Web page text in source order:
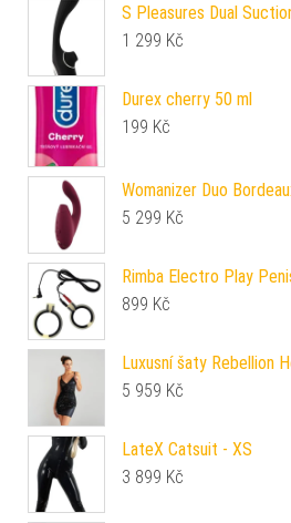
S Pleasures Dual
1 299 Kč
Durex cherry 50 ml
199 Kč
Womanizer Duo
5 299 Kč
Rimba Electro Play
899 Kč
Luxusní šaty Rebellion
5 959 Kč
LateX Catsuit - XS
3 899 Kč